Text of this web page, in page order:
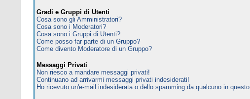
Gradi e Gruppi di Utenti
Cosa sono gli Amministratori?
Cosa sono i Moderatori?
Cosa sono i Gruppi di Utenti?
Come posso far parte di un Gruppo?
Come divento Moderatore di un Gruppo?
Messaggi Privati
Non riesco a mandare messaggi privati!
Continuano ad arrivarmi messaggi privati indesiderati!
Ho ricevuto un'e-mail indesiderata o dello spamming da qualcuno in